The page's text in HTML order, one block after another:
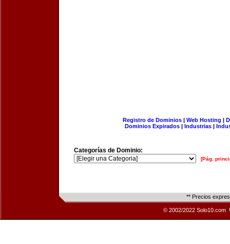
Registro de Dominios| Web Hosting |
Dominios Expirados | Industrias |
Categorías de Dominio:
[Pág.
** Precios
© 2002/2022 Solo10.com